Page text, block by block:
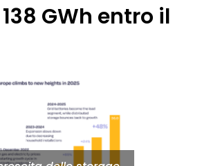
GWh entro il